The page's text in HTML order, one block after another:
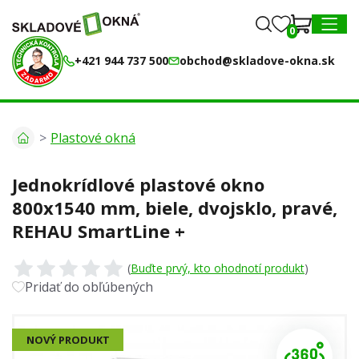
0
+421 944 737 500 obchod@skladove-okna.sk
0
Plastové okná
Jednokrídlové plastové okno
800x1540 mm, biele, dvojsklo, pravé,
REHAU SmartLine +
(Buďte prvý, kto ohodnotí produkt)
Pridať do obľúbených
NOVÝ PRODUKT